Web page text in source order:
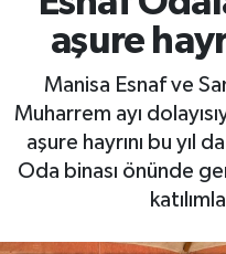
aşure
Manisa Esnaf ve
Muharrem ayı
aşure hayrını bu yıl
Oda binası önünde
RESMİ İLAN
BİLİM VE
RESMİ İLAN
Yaşam
Tarih